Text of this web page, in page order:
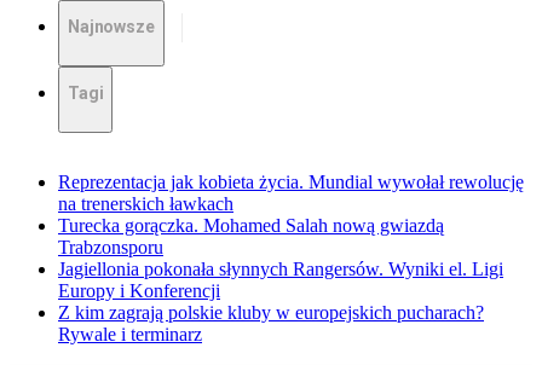
Najnowsze
Tagi
Reprezentacja jak kobieta życia. Mundial wywołał rewolucję
na trenerskich ławkach
Turecka gorączka. Mohamed Salah nową gwiazdą
Trabzonsporu
Jagiellonia pokonała słynnych Rangersów. Wyniki el. Ligi
Europy i Konferencji
Z kim zagrają polskie kluby w europejskich pucharach?
Rywale i terminarz